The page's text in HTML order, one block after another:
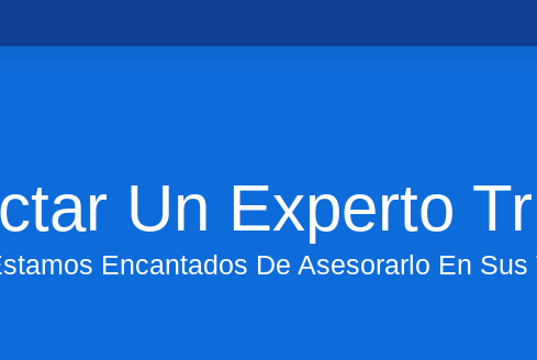
Un Experto
Encantados De Asesorarlo En